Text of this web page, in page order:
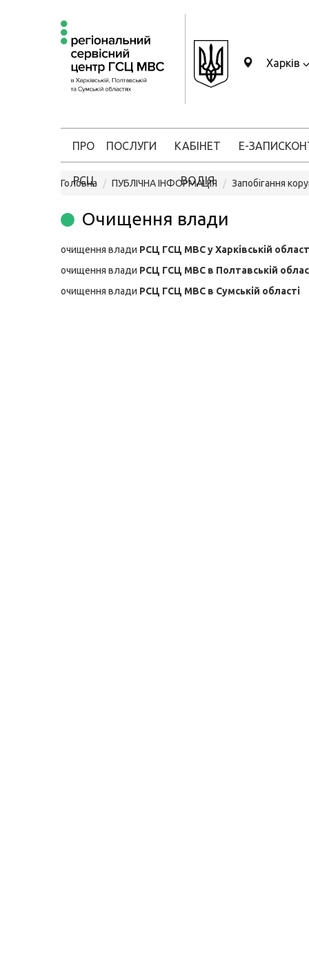
Харків
ПРО
РСЦ
ПОСЛУГИ КАБІНЕТ
ВОДІЯ
Е-ЗАПИС
Головна ПУБЛІЧНА ІНФОРМАЦІЯ Запобігання
Очищення влади
очищення влади РСЦ ГСЦ МВС у Харківській
очищення влади РСЦ ГСЦ МВС в Полтавській
очищення влади РСЦ ГСЦ МВС в Сумській області